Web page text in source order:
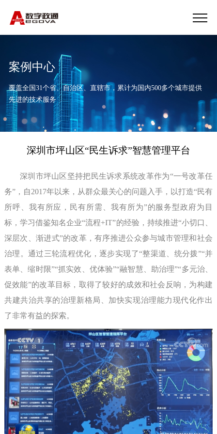
案例中心
覆盖全国31个省、自治区、直辖市，累计为国内500多个城市提供
先进的技术服务
深圳市坪山区“民生诉求”智慧管理平台
深圳市坪山区坚持把民生诉求系统改革作为“一号改革任
务”，自2017年以来，从群众最关心的问题入手，以打造“民有
所呼、我有所应，民有所需、我有所为”的服务型政府为目
标，学习借鉴知名企业“流程+IT”的经验，持续推进“小切口、
深层次、渐进式”的改革，有序推进公众参与城市管理和社会
治理。通过三轮流程优化，逐步实现了“整渠道、统分拨”“并
表单、缩时限”“抓实效、优体验”“融智慧、助治理”“多元治、
促效能”的改革目标，取得了较好的成效和社会反响，为构建
共建共治共享的治理新格局、加快实现治理能力现代化作出
了非常有益的探索。